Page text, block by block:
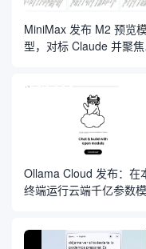
MiniMax 发布 M2 预览
型，对标 Claude 并聚
Ollama Cloud 发布：在
终端运行云端千亿参数